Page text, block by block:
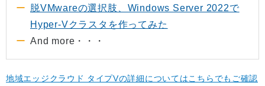
脱VMwareの選択肢、Windows Server 2022で
Hyper-Vクラスタを作ってみた
And more・・・
地域エッジクラウド タイプVの詳細についてはこちらでもご確認